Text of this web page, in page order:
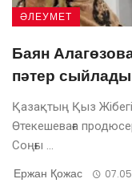
ӘЛЕУМЕТ
Баян
пәтер сыйлады
Қазақтың Қыз
Өтекешеваға
Cоңғы ...
Ержан Қожас